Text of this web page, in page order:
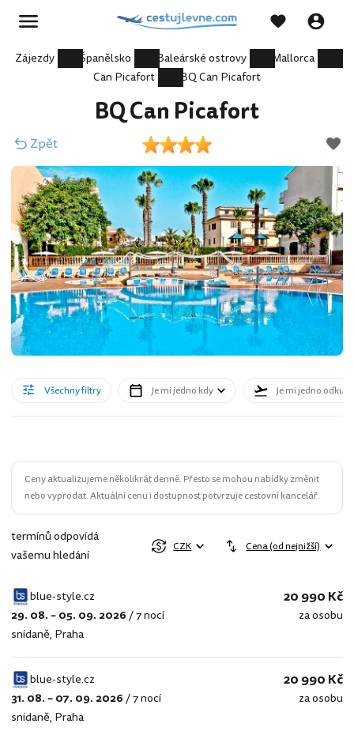
Zájezdy Španělsko Baleárské ostrovy
Mallorca
Can Picafort
BQ Can Picafort
BQ Can Picafort
Zpět
Všechny filtry Je mi jedno kdy Je mi jedno odkud
Ceny aktualizujeme několikrát denně. Přesto se mohou nabídky změnit
nebo vyprodat. Aktuální cenu i dostupnost potvrzuje cestovní kancelář.
termínů odpovídá
vašemu hledání
CZK Cena (od nejnižší)
blue-
style.cz
blue-style.cz
29. 08. – 05. 09. 2026/7 nocí
snídaně, Praha
20 990 Kč
za osobu
blue-
style.cz
blue-style.cz
31. 08. – 07. 09. 2026/7 nocí
snídaně, Praha
20 990 Kč
za osobu